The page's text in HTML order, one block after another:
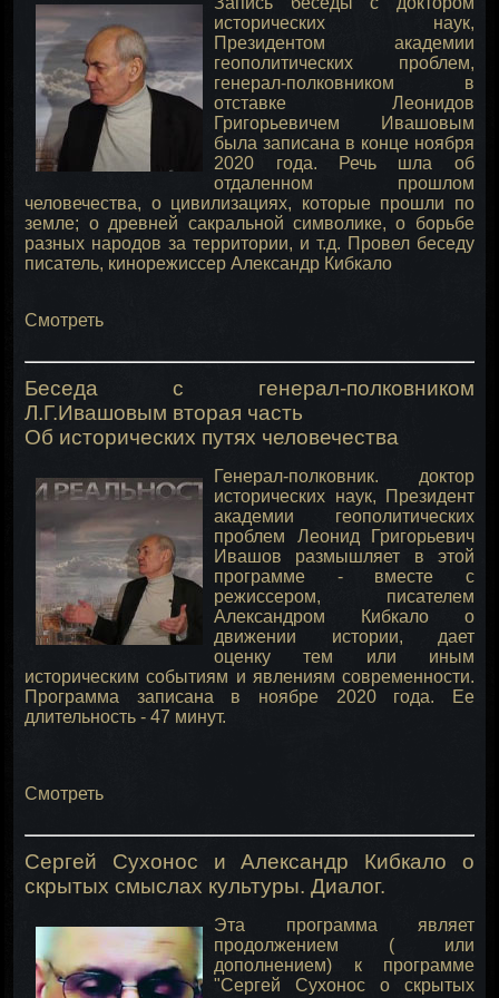
исторических наук,
Президентом академии
геополитических проблем,
генерал-полковником в
отставке Леонидов
Григорьевичем Ивашовым
была записана в конце ноября
2020 года. Речь шла об
отдаленном прошлом
человечества, о цивилизациях, которые прошли по
земле; о древней сакральной символике, о борьбе
разных народов за территории, и т.д. Провел беседу
писатель, кинорежиссер Александр Кибкало
Смотреть
Беседа с генерал-полковником
Л.Г.Ивашовым вторая часть
Об исторических путях человечества
Генерал-полковник. доктор
исторических наук, Президент
академии геополитических
проблем Леонид Григорьевич
Ивашов размышляет в этой
программе - вместе с
режиссером, писателем
Александром Кибкало о
движении истории, дает
оценку тем или иным
историческим событиям и явлениям современности.
Программа записана в ноябре 2020 года. Ее
длительность - 47 минут.
Смотреть
Сергей Сухонос и Александр Кибкало о
скрытых смыслах культуры. Диалог.
Эта программа являет
продолжением ( или
дополнением) к программе
"Сергей Сухонос о скрытых